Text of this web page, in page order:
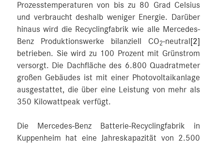
Prozesstemperaturen von bis zu 80 Grad Celsius
und verbraucht deshalb weniger Energie. Darüber
hinaus wird die Recyclingfabrik wie alle Mercedes-
Benz Produktionswerke bilanziell CO2-neutral [2]
betrieben. Sie wird zu 100 Prozent mit Grünstrom
versorgt. Die Dachfläche des 6.800 Quadratmeter
großen Gebäudes ist mit einer Photovoltaikanlage
ausgestattet, die über eine Leistung von mehr als
350 Kilowattpeak verfügt.
Die Mercedes-Benz Batterie-Recyclingfabrik in
Kuppenheim hat eine Jahreskapazität von 2.500